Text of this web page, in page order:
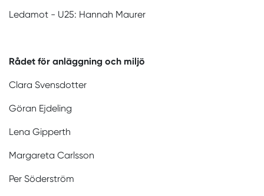
Ledamot - U25: Hannah Maurer
Rådet för anläggning och miljö
Clara Svensdotter
Göran Ejdeling
Lena Gipperth
Margareta Carlsson
Per Söderström